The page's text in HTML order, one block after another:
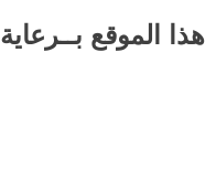
هذا الموقع بــرعاية